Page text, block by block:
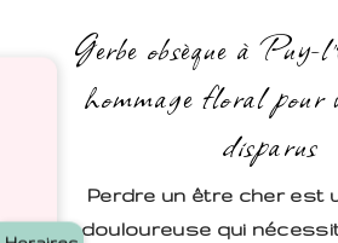
Gerbe obsèque à
hommage floral pour
disparus
Perdre un être cher est
douloureuse qui